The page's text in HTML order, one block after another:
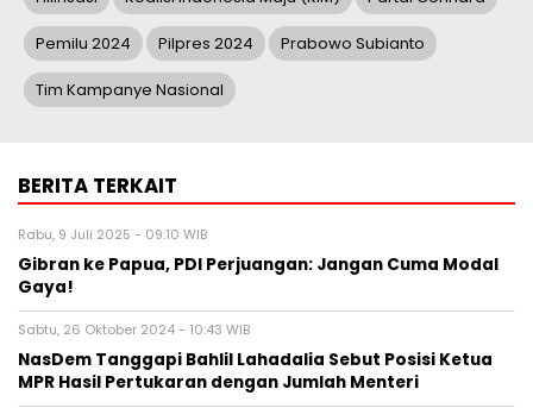
Pemilu 2024 Pilpres 2024 Prabowo Subianto
Tim Kampanye Nasional
BERITA TERKAIT
Rabu, 9 Juli 2025 - 09:10 WIB
Gibran ke Papua, PDI Perjuangan: Jangan Cuma Modal
Gaya!
Sabtu, 26 Oktober 2024 - 10:43 WIB
NasDem Tanggapi Bahlil Lahadalia Sebut Posisi Ketua
MPR Hasil Pertukaran dengan Jumlah Menteri